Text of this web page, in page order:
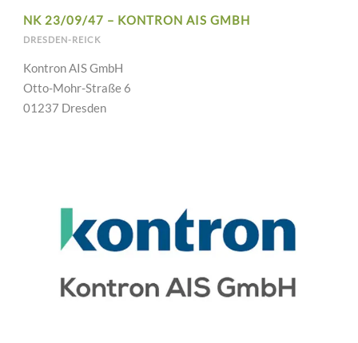
NK 23/09/47 – KONTRON AIS GMBH
DRESDEN-REICK
Kontron AIS GmbH
Otto-Mohr-Straße 6
01237 Dresden